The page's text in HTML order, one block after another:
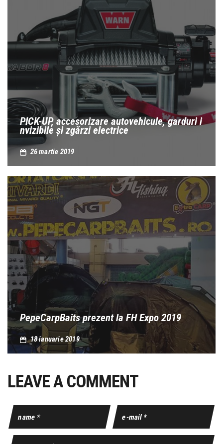
PICK-UP, accesorizare autovehicule, garduri i
nvizibile și zgărzi electrice
26 martie 2019
PepeCarpBaits prezent la FH Expo 2019
18 ianuarie 2019
LEAVE A COMMENT